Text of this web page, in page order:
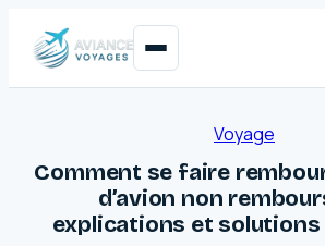
Voyage
Comment se faire
d’avion non
explications et